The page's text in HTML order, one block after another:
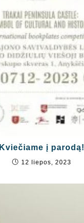
Kviečiame į parodą!
12 liepos, 2023